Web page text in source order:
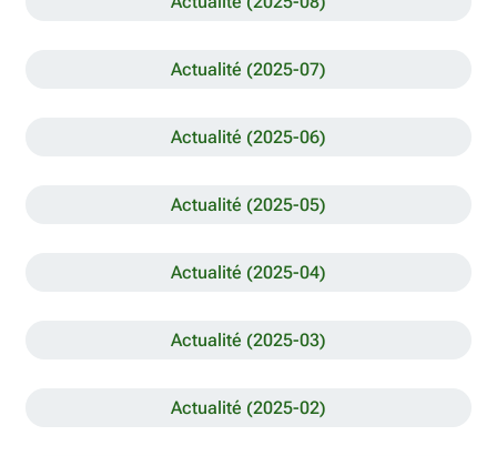
Actualité (2025-07)
Actualité (2025-06)
Actualité (2025-05)
Actualité (2025-04)
Actualité (2025-03)
Actualité (2025-02)